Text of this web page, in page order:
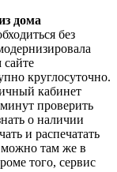
дома
без
круглосуточно.
кабинет
проверить
о наличии
и распечатать
можно там же в
того, сервис